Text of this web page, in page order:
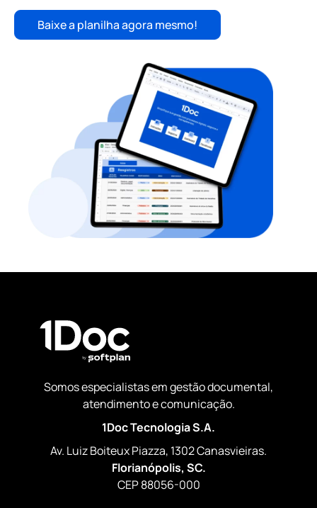
Baixe a planilha agora mesmo!
Somos especialistas em gestão documental,
atendimento e comunicação.
1Doc Tecnologia S.A.
Av. Luiz Boiteux Piazza, 1302 Canasvieiras.
Florianópolis, SC.
CEP 88056-000